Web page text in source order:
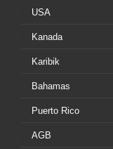
USA
Kanada
Karibik
Bahamas
Puerto Rico
AGB